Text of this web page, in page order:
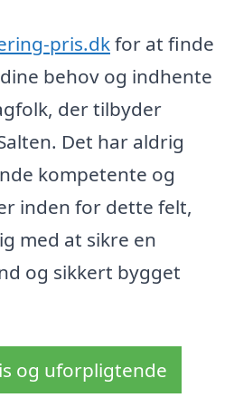
pris.dkfor at finde
behov og indhente
der tilbyder
Det har aldrig
kompetente og
inden for dette felt,
med at sikre en
og sikkert bygget
og uforpligtende